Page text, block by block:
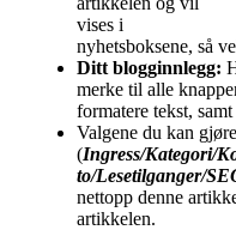
vises i
nyhetsboksene, så
Ditt blogginnlegg:
merke til alle
formatere tekst,
Valgene du kan
(Ingress/Kategori/
to/Lesetilganger/
nettopp denne
artikkelen.